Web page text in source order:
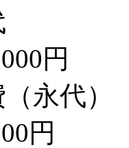
円
永代）
円